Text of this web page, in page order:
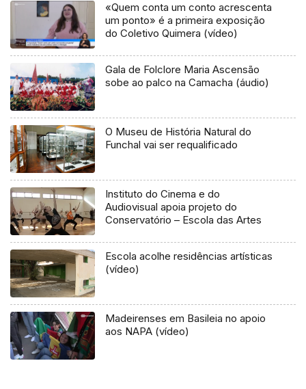
«Quem conta um conto acrescenta
um ponto» é a primeira exposição
do Coletivo Quimera (vídeo)
Gala de Folclore Maria Ascensão
sobe ao palco na Camacha (áudio)
O Museu de História Natural do
Funchal vai ser requalificado
Instituto do Cinema e do
Audiovisual apoia projeto do
Conservatório – Escola das Artes
Escola acolhe residências artísticas
(vídeo)
Madeirenses em Basileia no apoio
aos NAPA (vídeo)